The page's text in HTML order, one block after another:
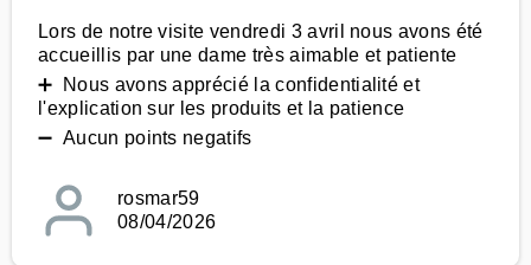
Lors de notre visite vendredi 3 avril nous avons été
accueillis par une dame très aimable et patiente
➕ Nous avons apprécié la confidentialité et
l'explication sur les produits et la patience
➖ Aucun points negatifs
rosmar59
08/04/2026